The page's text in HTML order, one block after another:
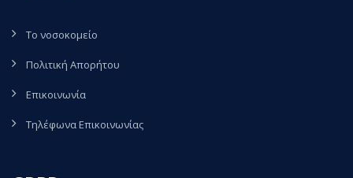
Το νοσοκομείο
Πολιτική Απορήτου
Επικοινωνία
Τηλέφωνα Επικοινωνίας